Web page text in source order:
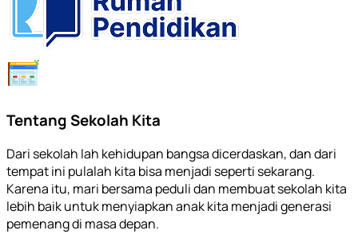
Tentang Sekolah Kita
Dari sekolah lah kehidupan bangsa dicerdaskan, dan dari
tempat ini pulalah kita bisa menjadi seperti sekarang.
Karena itu, mari bersama peduli dan membuat sekolah kita
lebih baik untuk menyiapkan anak kita menjadi generasi
pemenang di masa depan.